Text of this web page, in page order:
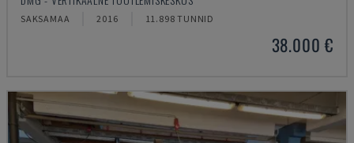
SAKSAMAA 2016 11.898 TUNNID
38.000 €